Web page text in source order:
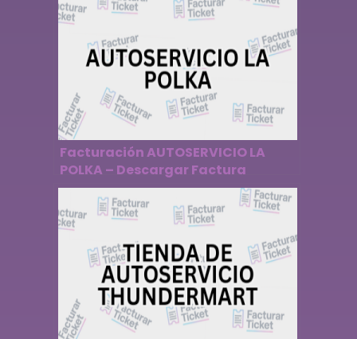
Facturación AUTOSERVICIO LA
POLKA – Descargar Factura